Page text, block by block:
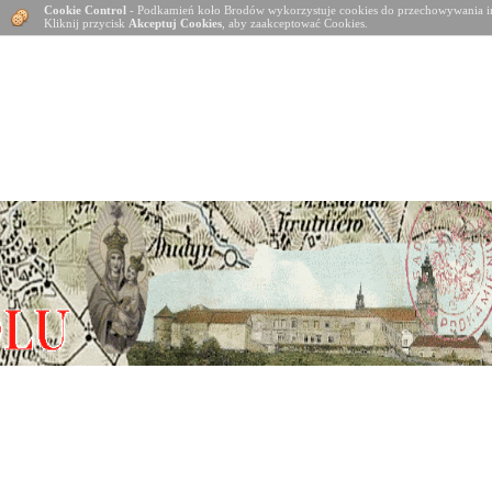
Cookie Control - Podkamień koło Brodów wykorzystuje cookies do
Kliknij przycisk Akceptuj Cookies , aby zaakceptować Cookies.